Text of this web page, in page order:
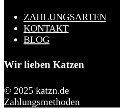
ZAHLUNGSARTEN
KONTAKT
BLOG
Wir lieben Katzen
© 2025 katzn.de
Zahlungsmethoden